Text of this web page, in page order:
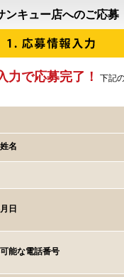
ンキュー店へのご応募
力で応募完了！ 下記
名
日
能な電話番号